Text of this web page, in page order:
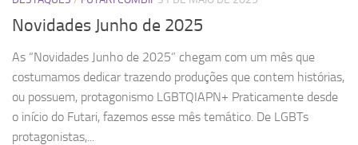
Novidades Junho de 2025
As “Novidades Junho de 2025” chegam com um mês que
costumamos dedicar trazendo produções que contem histórias,
ou possuem, protagonismo LGBTQIAPN+ Praticamente desde
o início do Futari, fazemos esse mês temático. De LGBTs
protagonistas,...